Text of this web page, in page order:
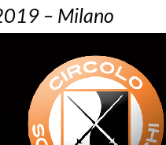
– Milano